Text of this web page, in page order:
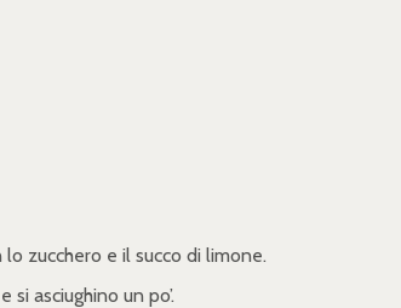
zucchero e il succo di limone.
asciughino un po’.